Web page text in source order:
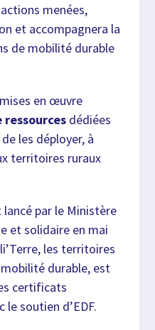
menées,
et accompagnera la
de mobilité durable
en œuvre
ressources dédiées
les déployer, à
territoires ruraux
lancé par le Ministère
et solidaire en mai
les territoires
durable, est
certificats
le soutien d’EDF.